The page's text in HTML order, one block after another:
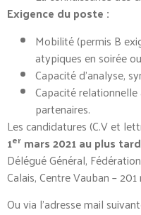
Exigence du poste :
Mobilité (permis B
atypiques en soirée
Capacité d’analyse,
Capacité
partenaires.
Les candidatures (C.V et
1er mars 2021 au plus tard
Délégué Général,
Calais, Centre Vauban –
Ou via l’adresse mail